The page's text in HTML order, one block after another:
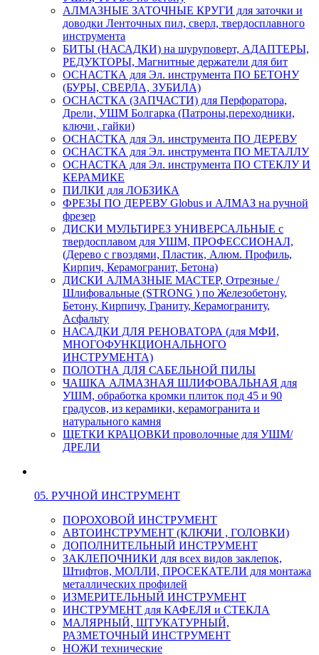
АЛМАЗНЫЕ ЗАТОЧНЫЕ КРУГИ для заточки и
доводки Ленточных пил, сверл, твердосплавного
инструмента
БИТЫ (НАСАДКИ) на шуруповерт, АДАПТЕРЫ,
РЕДУКТОРЫ, Магнитные держатели для бит
ОСНАСТКА для Эл. инструмента ПО БЕТОНУ
(БУРЫ, СВЕРЛА, ЗУБИЛА)
ОСНАСТКА (ЗАПЧАСТИ) для Перфоратора,
Дрели, УШМ Болгарка (Патроны,переходники,
ключи , гайки)
ОСНАСТКА для Эл. инструмента ПО ДЕРЕВУ
ОСНАСТКА для Эл. инструмента ПО МЕТАЛЛУ
ОСНАСТКА для Эл. инструмента ПО СТЕКЛУ И
КЕРАМИКЕ
ПИЛКИ для ЛОБЗИКА
ФРЕЗЫ ПО ДЕРЕВУ Globus и АЛМАЗ на ручной
фрезер
ДИСКИ МУЛЬТИРЕЗ УНИВЕРСАЛЬНЫЕ с
твердосплавом для УШМ, ПРОФЕССИОНАЛ,
(Дерево с гвоздями, Пластик, Алюм. Профиль,
Кирпич, Керамогранит, Бетона)
ДИСКИ АЛМАЗНЫЕ МАСТЕР, Отрезные /
Шлифовальные (STRONG ) по Железобетону,
Бетону, Кирпичу, Граниту, Керамограниту,
Асфальту
НАСАДКИ ДЛЯ РЕНОВАТОРА (для МФИ,
МНОГОФУНКЦИОНАЛЬНОГО
ИНСТРУМЕНТА)
ПОЛОТНА ДЛЯ САБЕЛЬНОЙ ПИЛЫ
ЧАШКА АЛМАЗНАЯ ШЛИФОВАЛЬНАЯ для
УШМ, обработка кромки плиток под 45 и 90
градусов, из керамики, керамогранита и
натурального камня
ЩЕТКИ КРАЦОВКИ проволочные для УШМ/
ДРЕЛИ
05. РУЧНОЙ ИНСТРУМЕНТ
ПОРОХОВОЙ ИНСТРУМЕНТ
АВТОИНСТРУМЕНТ (КЛЮЧИ , ГОЛОВКИ)
ДОПОЛНИТЕЛЬНЫЙ ИНСТРУМЕНТ
ЗАКЛЕПОЧНИКИ для всех видов заклепок,
Штифтов, МОЛЛИ, ПРОСЕКАТЕЛИ для монтажа
металлических профилей
ИЗМЕРИТЕЛЬНЫЙ ИНСТРУМЕНТ
ИНСТРУМЕНТ для КАФЕЛЯ и СТЕКЛА
МАЛЯРНЫЙ, ШТУКАТУРНЫЙ,
РАЗМЕТОЧНЫЙ ИНСТРУМЕНТ
НОЖИ технические